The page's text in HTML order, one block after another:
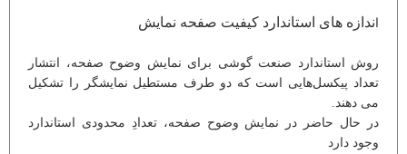
اندازه های استاندارد کیفیت صفحه نمایش
روش استاندارد صنعت گوشی برای نمایش وضوح صفحه، انتشار
تعداد پیکسل‌هایی است که دو طرف مستطیل نمایشگر را تشکیل
می دهند.
در حال حاضر در نمایش وضوح صفحه، تعدادِ محدودی استاندارد
وجود دارد